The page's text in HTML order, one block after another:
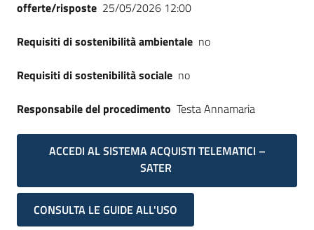
offerte/risposte 25/05/2026 12:00
Requisiti di sostenibilità ambientale no
Requisiti di sostenibilità sociale no
Responsabile del procedimento Testa Annamaria
ACCEDI AL SISTEMA ACQUISTI TELEMATICI –
SATER
CONSULTA LE GUIDE ALL'USO